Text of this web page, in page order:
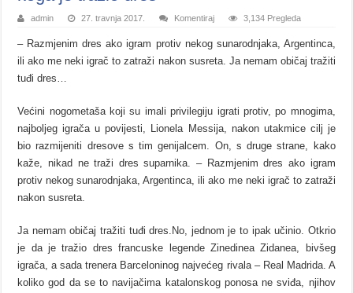
admin 27. travnja 2017. Komentiraj 3,134 Pregleda
– Razmjenim dres ako igram protiv nekog sunarodnjaka, Argentinca,
ili ako me neki igrač to zatraži nakon susreta. Ja nemam običaj tražiti
tuđi dres…
Većini nogometaša koji su imali privilegiju igrati protiv, po mnogima,
najboljeg igrača u povijesti, Lionela Messija, nakon utakmice cilj je
bio razmijeniti dresove s tim genijalcem. On, s druge strane, kako
kaže, nikad ne traži dres suparnika. – Razmjenim dres ako igram
protiv nekog sunarodnjaka, Argentinca, ili ako me neki igrač to zatraži
nakon susreta.
Ja nemam običaj tražiti tuđi dres.No, jednom je to ipak učinio. Otkrio
je da je tražio dres francuske legende Zinedinea Zidanea, bivšeg
igrača, a sada trenera Barceloninog najvećeg rivala – Real Madrida. A
koliko god da se to navijačima katalonskog ponosa ne sviđa, njihov